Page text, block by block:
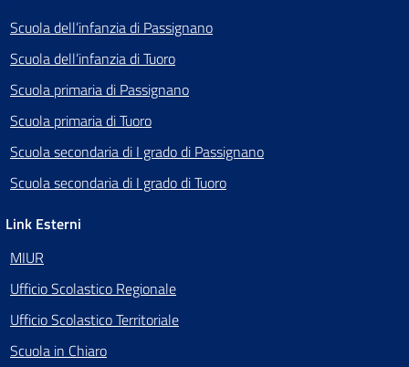
Scuola dell’infanzia di Passignano
Scuola dell’infanzia di Tuoro
Scuola primaria di Passignano
Scuola primaria di Tuoro
Scuola secondaria di I grado di Passignano
Scuola secondaria di I grado di Tuoro
Link Esterni
MIUR
Ufficio Scolastico Regionale
Ufficio Scolastico Territoriale
Scuola in Chiaro